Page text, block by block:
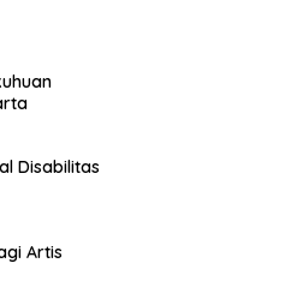
Disabilitas
Artis